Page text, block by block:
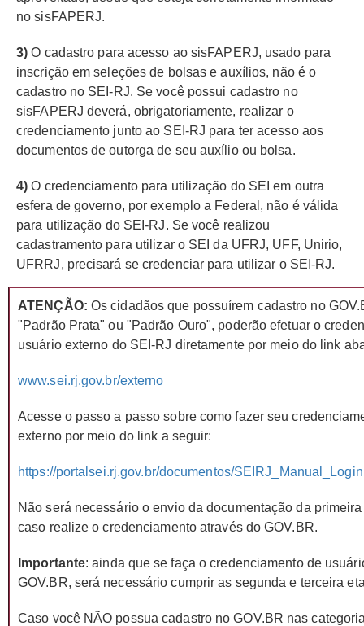
no sisFAPERJ.
3) O cadastro para acesso ao sisFAPERJ, usado para
inscrição em seleções de bolsas e auxílios, não é o
cadastro no SEI-RJ. Se você possui cadastro no
sisFAPERJ deverá, obrigatoriamente, realizar o
credenciamento junto ao SEI-RJ para ter acesso aos
documentos de outorga de seu auxílio ou bolsa.
4) O credenciamento para utilização do SEI em outra
esfera de governo, por exemplo a Federal, não é válida
para utilização do SEI-RJ. Se você realizou
cadastramento para utilizar o SEI da UFRJ, UFF, Unirio,
UFRRJ, precisará se credenciar para utilizar o SEI-RJ.
ATENÇÃO: Os cidadãos que possuírem cadastro no
"Padrão Prata" ou "Padrão Ouro", poderão efetuar o
usuário externo do SEI-RJ diretamente por meio do link
www.sei.rj.gov.br/externo
Acesse o passo a passo sobre como fazer seu
externo por meio do link a seguir:
https://portalsei.rj.gov.br/documentos/
Não será necessário o envio da documentação da
caso realize o credenciamento através do GOV.BR.
Importante: ainda que se faça o credenciamento de
GOV.BR, será necessário cumprir as segunda e terceira
Caso você NÃO possua cadastro no GOV.BR nas